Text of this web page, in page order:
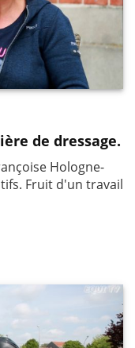
de dressage.
Hologne-
Fruit d'un travail